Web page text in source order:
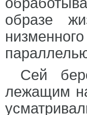
образе
Сей
лежащим